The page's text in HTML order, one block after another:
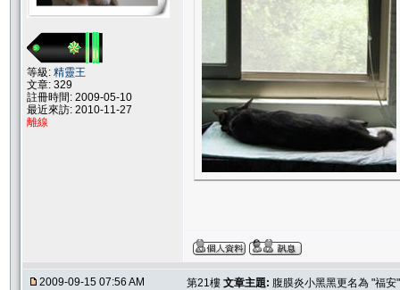
等級: 精靈王
文章: 329
註冊時間: 2009-05-10
最近來訪: 2010-11-27
離線
2009-09-15 07:56 AM 第21樓 文章主題: 腹膜炎小黑黑更名為 "福